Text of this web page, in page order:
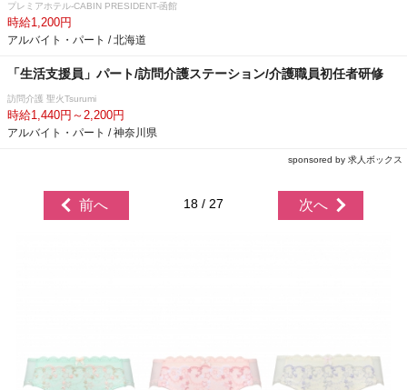
プレミアホテル-CABIN PRESIDENT-函館
時給1,200円
アルバイト・パート / 北海道
「生活支援員」パート/訪問介護ステーション/介護職員初任者研修
訪問介護 聖火Tsurumi
時給1,440円～2,200円
アルバイト・パート / 神奈川県
sponsored by 求人ボックス
前へ 18 / 27 次へ